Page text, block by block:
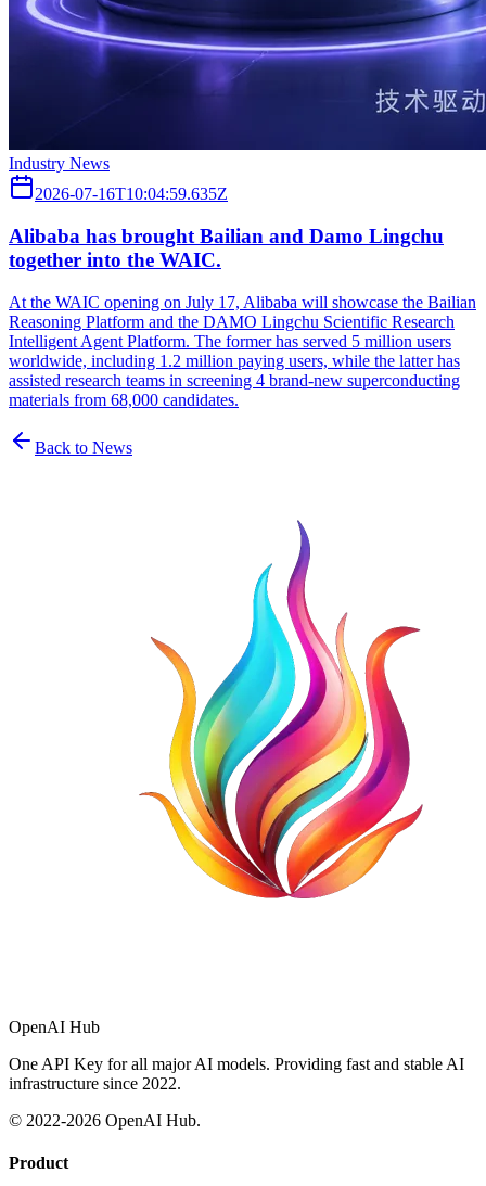
Industry News
2026-07-16T10:04:59.635Z
Alibaba has brought Bailian and Damo Lingchu
together into the WAIC.
At the WAIC opening on July 17, Alibaba will showcase the Bailian
Reasoning Platform and the DAMO Lingchu Scientific Research
Intelligent Agent Platform. The former has served 5 million users
worldwide, including 1.2 million paying users, while the latter has
assisted research teams in screening 4 brand-new superconducting
materials from 68,000 candidates.
Back to News
OpenAI Hub
One API Key for all major AI models. Providing fast and stable AI
infrastructure since 2022.
© 2022-2026 OpenAI Hub.
Product